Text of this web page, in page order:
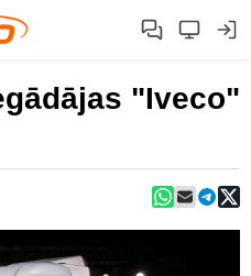
"Iveco"